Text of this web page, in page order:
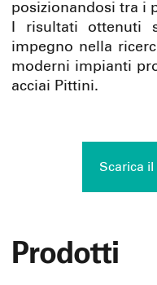
posizionandosi tra i
I risultati ottenuti
impegno nella
moderni impianti
acciai Pittini.
Scarica
Prodotti